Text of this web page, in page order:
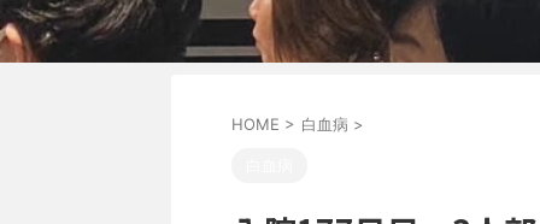
HOME > 白血病 >